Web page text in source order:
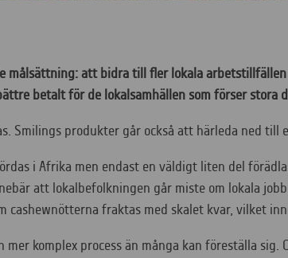
målsättning: att bidratill fler lokala arbetstillfällen
betalt för de lokalsamhällen som förser stora
Smilings produkter går också att härleda ned
i Afrika men endast en väldigt liten del
att lokalbefolkningen går miste om lokala
fraktas med skalet kvar, vilket
komplex process än många kan föreställa sig.